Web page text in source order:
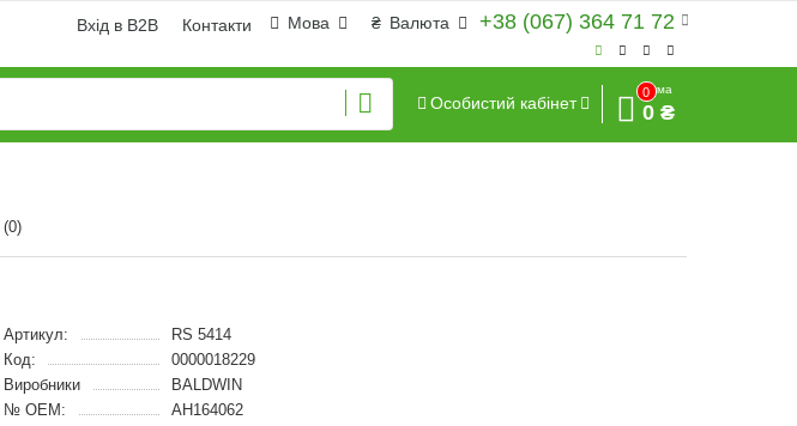
+38 (067) 364 71 72
₴ Валюта
Мова
Вхід в B2B Контакти
Особистий кабінет
0
Сума
0 ₴
(0)
Артикул:
RS 5414
Код:
0000018229
Виробники
BALDWIN
№ OEM:
AH164062